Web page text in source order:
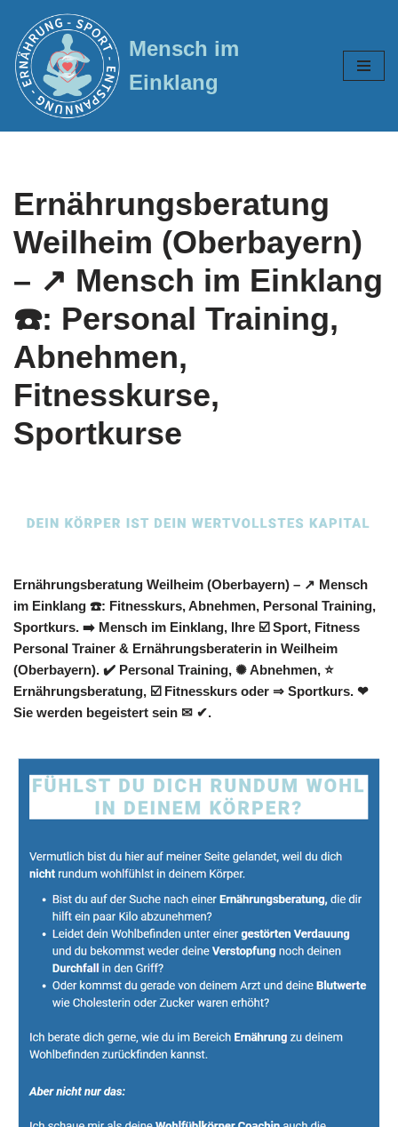
Zum
Inhalt
springen
Mensch im
Einklang
Ernährungsberatung
Weilheim (Oberbayern)
– ↗️ Mensch im Einklang
☎️: Personal Training,
Abnehmen,
Fitnesskurse,
Sportkurse
Ernährungsberatung Weilheim (Oberbayern) – ↗️ Mensch
im Einklang ☎️: Fitnesskurs, Abnehmen, Personal Training,
Sportkurs. ➡️ Mensch im Einklang, Ihre ☑️ Sport, Fitness
Personal Trainer & Ernährungsberaterin in Weilheim
(Oberbayern). ✔️ Personal Training, ✺ Abnehmen, ⭐
Ernährungsberatung, ☑️ Fitnesskurs oder ⇒ Sportkurs. ❤
Sie werden begeistert sein ✉ ✔.